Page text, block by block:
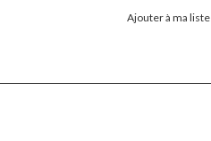
Ajouter à ma liste